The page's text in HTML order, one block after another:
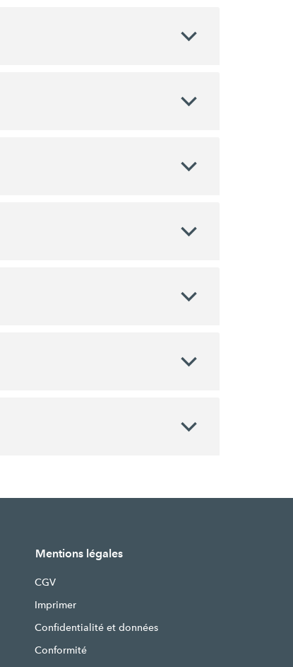
Mentions légales
CGV
Imprimer
Confidentialité et données
Conformité